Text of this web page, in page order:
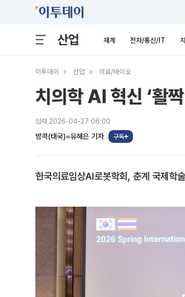
산업 재계 전자/통신/IT
이투데이 산업 의료/바이오
치의학 AI 혁신 ‘
입력 2026-04-27 06:00
방콕(태국)=유혜은 기자 구독
한국의료임상AI로봇학회, 춘계 국제학